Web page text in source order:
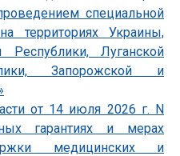
специальной
территориях Украины,
Луганской
Запорожской и
от 14 июля 2026 г. N
гарантиях и мерах
медицинских и